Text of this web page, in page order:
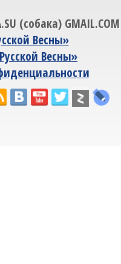
(собака) GMAIL.COM
Весны»
Весны»